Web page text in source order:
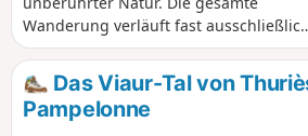
Wanderung verläuft fast
auf schmalen Wegen,
oder felsigen Pfaden. Der Rückweg
führt über Achterbahnstrecken und
größtenteils durch die Gorges du Viaur
Das Viaur-Tal von
Pampelonne